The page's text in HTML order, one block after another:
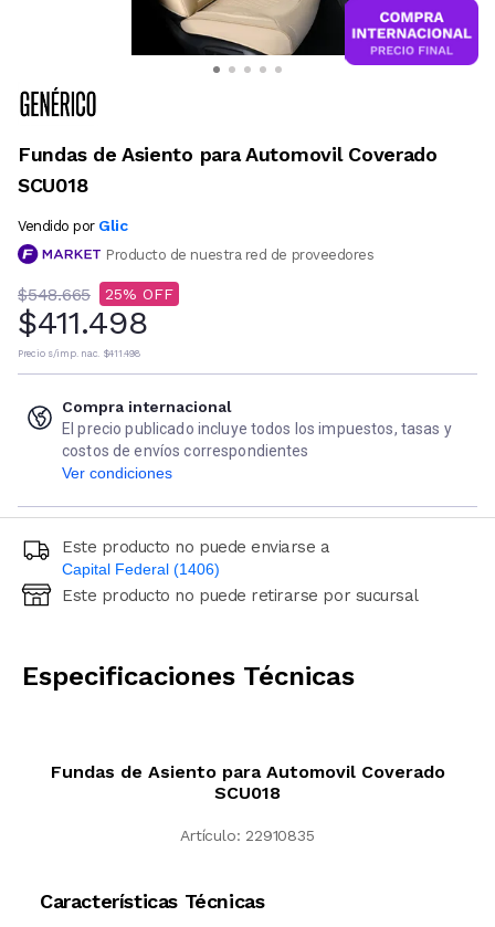
Fundas de Asiento para Automovil Coverado
SCU018
Vendido por Glic
Producto de nuestra red de proveedores
$548.665 25
$411.498
Precio s/imp. nac. $411.498
Compra internacional
El precio publicado incluye todos los impuestos, tasas y
costos de envíos correspondientes
Ver condiciones
Este producto no puede enviarse a
Capital Federal (1406)
Ingresá código postal (sólo números)
Este producto no puede retirarse por sucursal
Especificaciones Técnicas
Fundas de Asiento para Automovil Coverado
SCU018
Artículo: 22910835
Características Técnicas